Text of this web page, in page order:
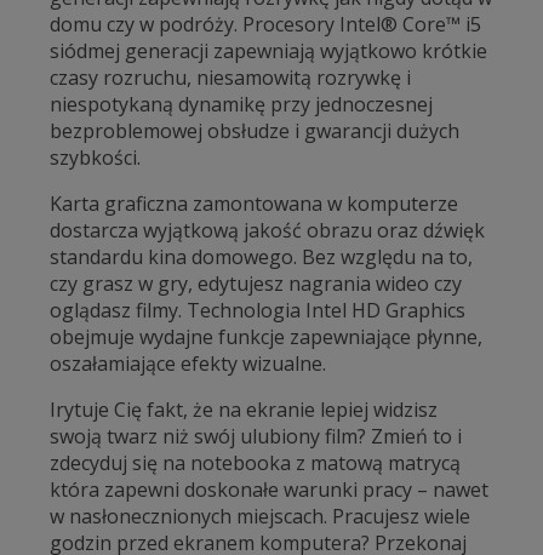
domu czy w podróży. Procesory Intel® Core™ i5
siódmej generacji zapewniają wyjątkowo krótkie
czasy rozruchu, niesamowitą rozrywkę i
niespotykaną dynamikę przy jednoczesnej
bezproblemowej obsłudze i gwarancji dużych
szybkości.
Karta graficzna zamontowana w komputerze
dostarcza wyjątkową jakość obrazu oraz dźwięk
standardu kina domowego. Bez względu na to,
czy grasz w gry, edytujesz nagrania wideo czy
oglądasz filmy. Technologia Intel HD Graphics
obejmuje wydajne funkcje zapewniające płynne,
oszałamiające efekty wizualne.
Irytuje Cię fakt, że na ekranie lepiej widzisz
swoją twarz niż swój ulubiony film? Zmień to i
zdecyduj się na notebooka z matową matrycą
która zapewni doskonałe warunki pracy – nawet
w nasłonecznionych miejscach. Pracujesz wiele
godzin przed ekranem komputera? Przekonaj